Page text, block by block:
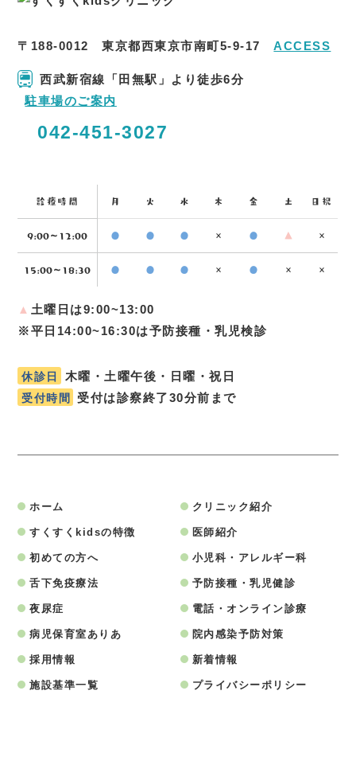
〒188-0012 東京都西東京市南町5-9-17ACCESS
西武新宿線「田無駅」より徒歩6分
駐車場のご案内
042-451-3027
診療時間 月 火 水 木 金 土 日祝
9:00〜12:00 ● ● ● × ● ▲ ×
15:00〜18:30 ● ● ● × ● × ×
▲ 土曜日は9:00~13:00
※平日14:00~16:30は予防接種・乳児検診
休診日 木曜・土曜午後・日曜・祝日
受付時間 受付は診察終了30分前まで
ホーム クリニック紹介
すくすくkidsの特徴 医師紹介
初めての方へ 小児科・アレルギー科
舌下免疫療法 予防接種・乳児健診
夜尿症 電話・オンライン診療
病児保育室ありあ 院内感染予防対策
採用情報 新着情報
施設基準一覧 プライバシーポリシー